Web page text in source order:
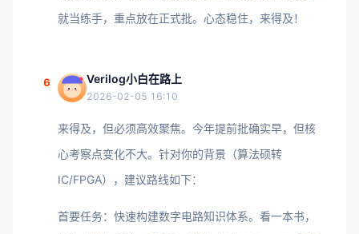
就当练手，重点放在正式批。心态稳住，来得及！
6 Verilog小白在路上
2026-02-05 16:10
来得及，但必须高效聚焦。今年提前批确实早，但核
心考察点变化不大。针对你的背景（算法硕转
IC/FPGA），建议路线如下：
首要任务：快速构建数字电路知识体系。看一本书，